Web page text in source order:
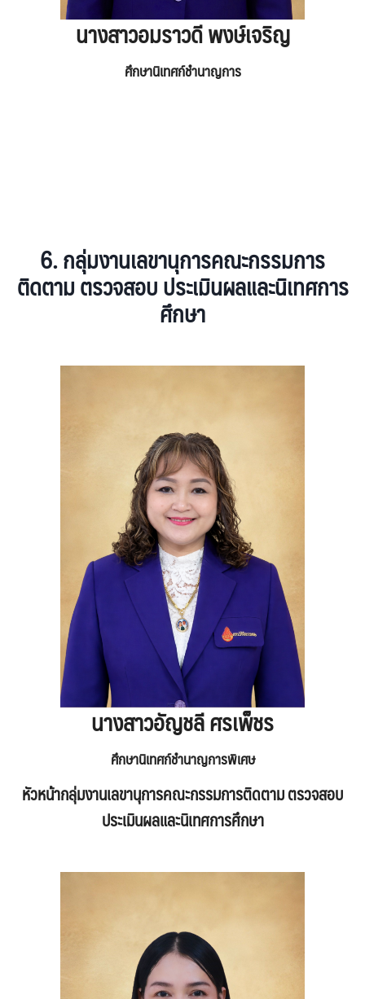
นางสาวอมราวดี พงษ์เจริญ
ศึกษานิเทศก์ชำนาญการ
6. กลุ่มงานเลขานุการคณะกรรมการ
ติดตาม ตรวจสอบ ประเมินผลและนิเทศการ
ศึกษา
นางสาวอัญชลี ศรเพ็ชร
ศึกษานิเทศก์ชำนาญการพิเศษ
หัวหน้ากลุ่มงานเลขานุการคณะกรรมการติดตาม ตรวจสอบ
ประเมินผลและนิเทศการศึกษา